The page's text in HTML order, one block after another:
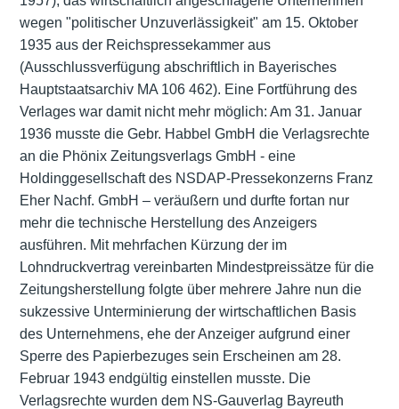
wegen "politischer Unzuverlässigkeit" am 15. Oktober
1935 aus der Reichspressekammer aus
(Ausschlussverfügung abschriftlich in Bayerisches
Hauptstaatsarchiv MA 106 462). Eine Fortführung des
Verlages war damit nicht mehr möglich: Am 31. Januar
1936 musste die Gebr. Habbel GmbH die Verlagsrechte
an die Phönix Zeitungsverlags GmbH - eine
Holdinggesellschaft des NSDAP-Pressekonzerns Franz
Eher Nachf. GmbH – veräußern und durfte fortan nur
mehr die technische Herstellung des Anzeigers
ausführen. Mit mehrfachen Kürzung der im
Lohndruckvertrag vereinbarten Mindestpreissätze für die
Zeitungsherstellung folgte über mehrere Jahre nun die
sukzessive Unterminierung der wirtschaftlichen Basis
des Unternehmens, ehe der Anzeiger aufgrund einer
Sperre des Papierbezuges sein Erscheinen am 28.
Februar 1943 endgültig einstellen musste. Die
Verlagsrechte wurden dem NS-Gauverlag Bayreuth